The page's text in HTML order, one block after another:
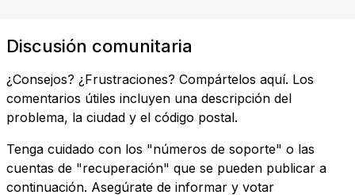
Discusión comunitaria
¿Consejos? ¿Frustraciones? Compártelos aquí. Los
comentarios útiles incluyen una descripción del
problema, la ciudad y el código postal.
Tenga cuidado con los "números de soporte" o las
cuentas de "recuperación" que se pueden publicar a
continuación. Asegúrate de informar y votar